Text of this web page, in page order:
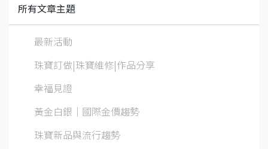
所有文章主題
最新活動
珠寶訂做|珠寶維修|作品分享
幸福見證
黃金白銀│國際金價趨勢
珠寶新品與流行趨勢